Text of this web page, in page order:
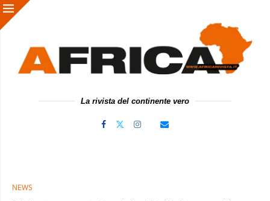
La rivista del continente vero
NEWS